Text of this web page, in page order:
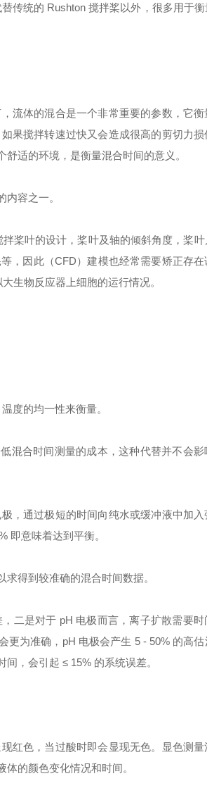
传统的 Rushton 搅拌桨以外，很多用于衡
流体的混合是一个非常重要的参数，它衡
果搅拌转速过快又会造成很高的剪切力损
适的环境，是衡量混合时间的意义。
容之一。
桨叶的设计，桨叶及轴的倾斜角度，桨
，因此（CFD）建模也经常需要矫正存
生物反应器上细胞的运行情况。
度的均一性来衡量。
混合时间测量的成本，这种代替并不会影
，通过极短的时间向纯水或缓冲液中加
即意味着达到平衡。
得到较准确的混合时间数据。
二是对于 pH 电极而言，离子扩散需要时
为准确，pH 电极会产生 5 - 50% 的高估
，会引起 ≤ 15% 的系统误差。
红色，当过酸时即会显现无色。显色测量
的颜色变化情况和时间。